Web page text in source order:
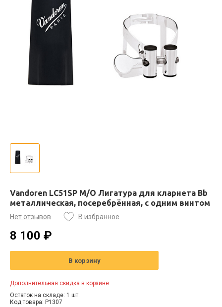
Vandoren LC51SP M/O Лигатура для кларнета Bb
металлическая, посеребрённая, с одним винтом
Нет отзывов В избранное
8 100 ₽
В корзину
Дополнительная скидка в корзине
Остаток на складе: 1 шт.
Код товара: P1307